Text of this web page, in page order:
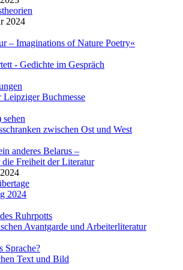
2024
– Imaginations of Nature Poetry«
- Gedichte im Gespräch
Leipziger Buchmesse
zwischen Ost und West
anderes Belarus –
Freiheit der Literatur
2024
Ruhrpotts
Avantgarde und Arbeiterliteratur
Sprache?
Text und Bild